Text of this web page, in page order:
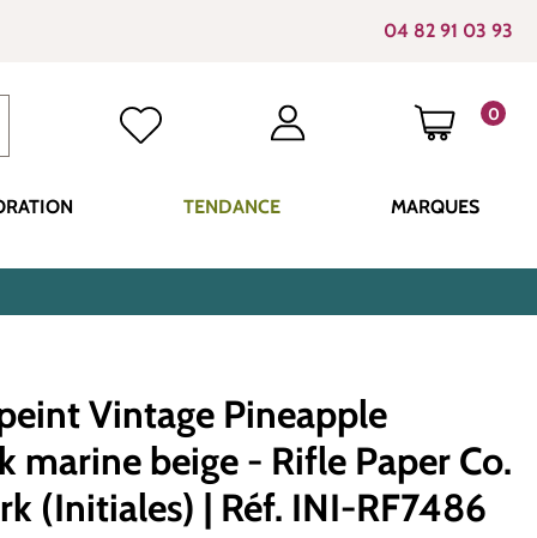
04 82 91 03 93
0
LE
TENDANCE MARQUES
Vintage Pineapple
marine beige - Rifle Paper Co.
(Initiales) | Réf. INI-RF7486